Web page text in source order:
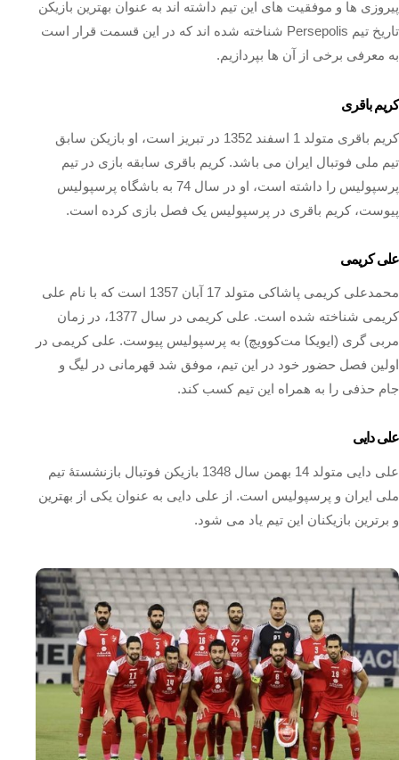
پیروزی ها و موفقیت های این تیم داشته اند به عنوان بهترین بازیکن
تاریخ تیم Persepolis شناخته شده اند که در این قسمت قرار است
به معرفی برخی از آن ها بپردازیم.
کریم باقری
کریم باقری متولد 1 اسفند 1352 در تبریز است، او بازیکن سابق
تیم ملی فوتبال ایران می باشد. کریم باقری سابقه بازی در تیم‌
پرسپولیس را داشته است، او در سال 74 به باشگاه پرسپولیس
پیوست، کریم باقری در پرسپولیس یک فصل بازی کرده است.
علی کریمی
محمدعلی کریمی پاشاکی متولد 17 آبان 1357 است که با نام علی
کریمی شناخته‌ شده است. علی کریمی در سال 1377، در زمان
مربی‌ گری (ایویکا مت‌کوویچ) به پرسپولیس پیوست. علی کریمی در
اولین فصل حضور خود در این تیم، موفق شد قهرمانی در لیگ و
جام حذفی را به همراه این تیم کسب کند.
علی دایی
علی دایی متولد 14 بهمن سال 1348 بازیکن فوتبال بازنشستهٔ تیم
ملی ایران و پرسپولیس است. از علی دایی به عنوان یکی از بهترین
و برترین بازیکنان این تیم یاد می‌ شود.